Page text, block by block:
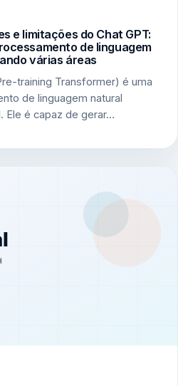
e limitações do Chat GPT:
de linguagem
várias áreas
training Transformer) é uma
de linguagem natural
Ele é capaz de gerar…